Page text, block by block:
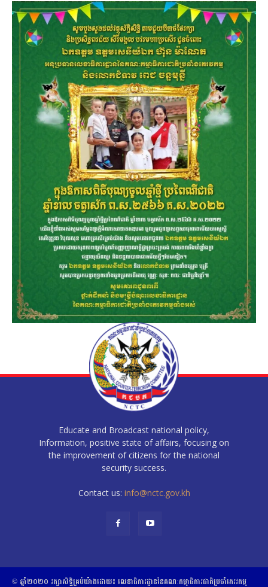
Educate and Broadcast national policy,
Information, positive state of affairs, focusing on
the improvement of citizens for the national
security success.
Contact us: info@nctc.gov.kh
© ឆ្នាំ២០២០​ ​រក្សាសិទ្ធិ​គ្រប់យ៉ាង​ដោយ​៖​ ​លេខាធិការដ្ឋាននៃគណៈកម្មាធិការជាតិប្រចាំភេរវកម្ម